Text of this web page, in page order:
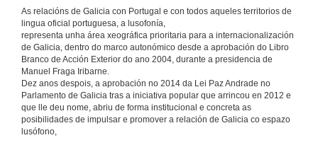
As relacións de Galicia con Portugal e con todos aqueles territorios de
lingua oficial portuguesa, a lusofonía,
representa unha área xeográfica prioritaria para a internacionalización
de Galicia, dentro do marco autonómico desde a aprobación do Libro
Branco de Acción Exterior do ano 2004, durante a presidencia de
Manuel Fraga Iribarne.
Dez anos despois, a aprobación no 2014 da Lei Paz Andrade no
Parlamento de Galicia tras a iniciativa popular que arrincou en 2012 e
que lle deu nome, abriu de forma institucional e concreta as
posibilidades de impulsar e promover a relación de Galicia co espazo
lusófono,
27 de mar. de 2019
Intervención de Miguel Anxo Fernández Lores
Intervención de Manuel Joaquín Reigosa Roger